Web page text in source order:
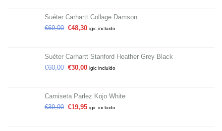
Suéter Carhartt Collage Damson
€69,00 €48,30 igic incluido
Suéter Carhartt Stanford Heather Grey Black
€60,00 €30,00 igic incluido
Camiseta Parlez Kojo White
€39,90 €19,95 igic incluido